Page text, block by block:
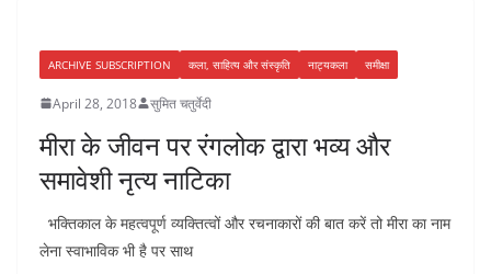
ARCHIVE SUBSCRIPTION कला, साहित्य और संस्कृति नाट्यकला समीक्षा
April 28, 2018 सुमित चतुर्वेदी
मीरा के जीवन पर रंगलोक द्वारा भव्य और
समावेशी नृत्य नाटिका
भक्तिकाल के महत्वपूर्ण व्यक्तित्वों और रचनाकारों की बात करें तो मीरा का नाम
लेना स्वाभाविक भी है पर साथ